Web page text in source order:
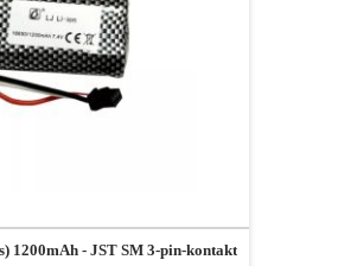
1200mAh - JST SM 3-pin-kontakt